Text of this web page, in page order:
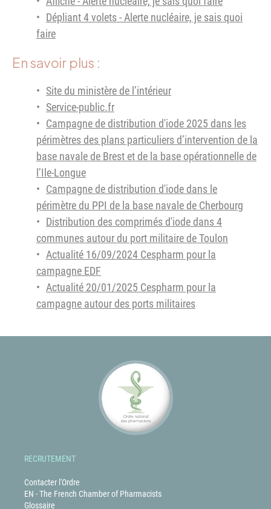
Dépliant 4 volets - Alerte nucléaire, je sais quoi
faire
En savoir plus :
Site du ministère de l’intérieur
Service-public.fr
Campagne de distribution d'iode 2025 dans les
périmètres des plans particuliers d’intervention de la
base navale de Brest et de la base opérationnelle de
l’Ile-Longue
Campagne de distribution d'iode dans le
périmètre du PPI de la base navale de Cherbourg
Distribution des comprimés d'iode dans 4
communes autour du port militaire de Toulon
Actualité 16/09/2024 Cespharm pour la
campagne EDF
Actualité 20/01/2025 Cespharm pour la
campagne autour des ports militaires
RECRUTEMENT
Contacter l'Ordre
EN - The French Chamber of Pharmacists
Glossaire